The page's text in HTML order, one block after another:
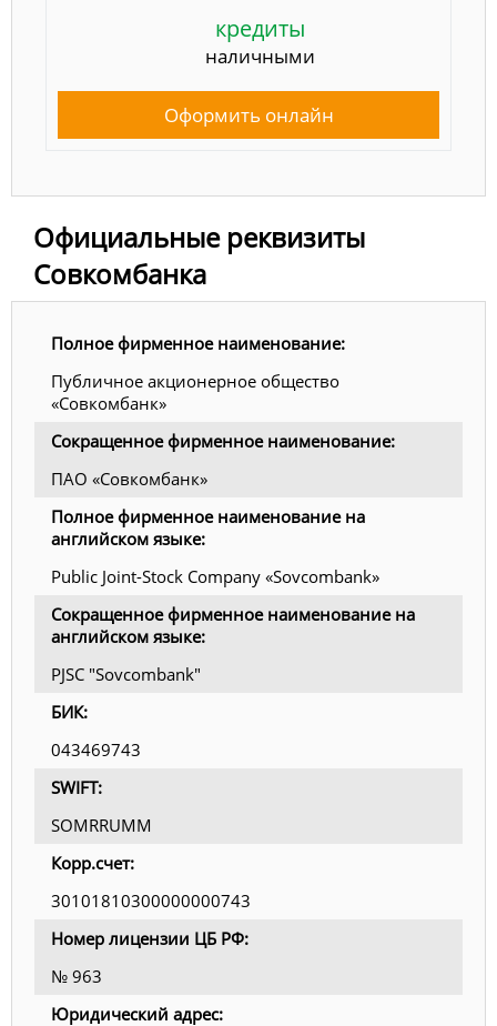
кредиты
наличными
Оформить онлайн
Официальные реквизиты
Совкомбанка
Полное фирменное наименование:
Публичное акционерное общество
«Совкомбанк»
Сокращенное фирменное наименование:
ПАО «Совкомбанк»
Полное фирменное наименование на
английском языке:
Public Joint-Stock Company «Sovcombank»
Сокращенное фирменное наименование на
английском языке:
PJSC "Sovcombank"
БИК:
043469743
SWIFT:
SOMRRUMM
Корр.счет:
30101810300000000743
Номер лицензии ЦБ РФ:
№ 963
Юридический адрес: